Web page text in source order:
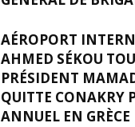
AÉROPORT
AHMED SÉKOU
PRÉSIDENT
QUITTE CONAKRY
ANNUEL EN GRÈCE